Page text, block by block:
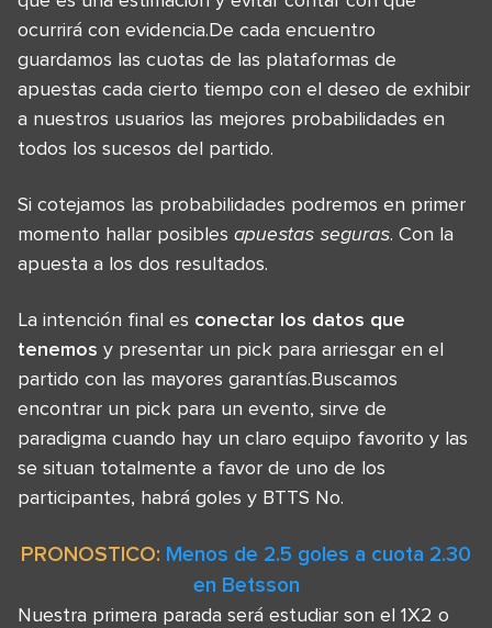
ocurrirá con evidencia.De cada encuentro
guardamos las cuotas de las plataformas de
apuestas cada cierto tiempo con el deseo de exhibir
a nuestros usuarios las mejores probabilidades en
todos los sucesos del partido.
Si cotejamos las probabilidades podremos en primer
momento hallar posibles apuestas seguras. Con la
apuesta a los dos resultados.
La intención final es conectar los datos que
tenemos y presentar un pick para arriesgar en el
partido con las mayores garantías.Buscamos
encontrar un pick para un evento, sirve de
paradigma cuando hay un claro equipo favorito y las
se situan totalmente a favor de uno de los
participantes, habrá goles y BTTS No.
PRONOSTICO: Menos de 2.5 goles a cuota 2.30
en Betsson
Nuestra primera parada será estudiar son el 1X2 o